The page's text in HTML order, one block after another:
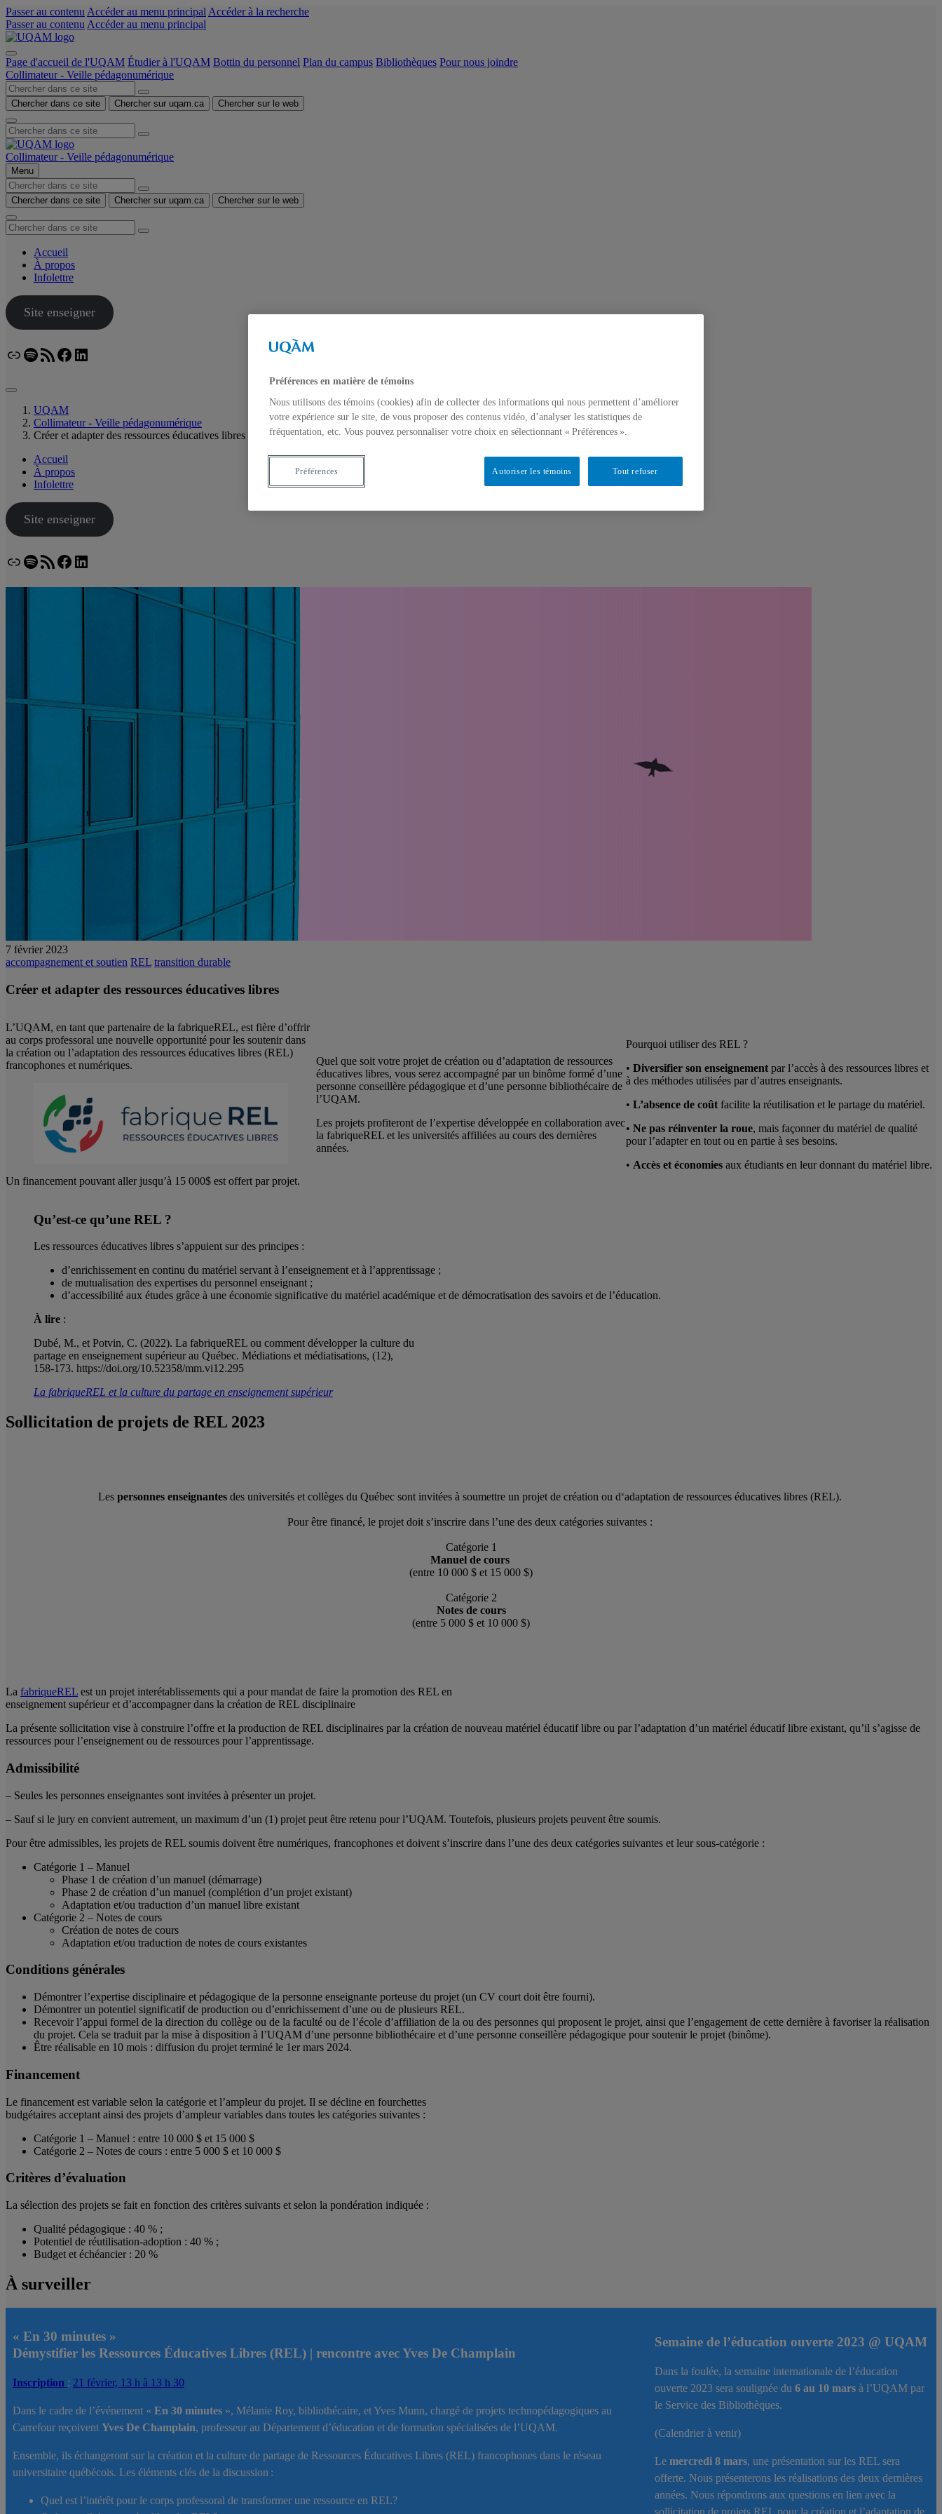
Passer au contenu Accéder au menu principal Accéder à la recherche
Passer au contenu Accéder au menu principal
Page d'accueil de l'UQAM Étudier à l'UQAM Bottin du personnel Plan du campus Bibliothèques Pour nous joindre
Collimateur - Veille pédagonumérique
Chercher dans ce site Chercher sur uqam.ca Chercher sur le web
Collimateur - Veille pédagonumérique
Menu
Chercher dans ce site Chercher sur uqam.ca Chercher sur le web
Accueil
À propos
Infolettre
Site enseigner
LienSpotify
Flux RSSFacebook
LinkedIn
UQAM
Collimateur - Veille pédagonumérique
Créer et adapter des ressources éducatives libres
Accueil
À propos
Infolettre
Site enseigner
LienSpotify
Flux RSSFacebook
LinkedIn
7 février 2023
accompagnement et soutien REL transition durable
Créer et adapter des ressources éducatives libres
L’UQAM, en tant que partenaire de la fabriqueREL, est fière d’offrir
au corps professoral une nouvelle opportunité pour les soutenir dans
la création ou l’adaptation des ressources éducatives libres (REL)
francophones et numériques.
Un financement pouvant aller jusqu’à 15 000$ est offert par projet.
Quel que soit votre projet de création ou d’adaptation de ressources
éducatives libres, vous serez accompagné par un binôme formé d’une
personne conseillère pédagogique et d’une personne bibliothécaire de
l’UQAM.
Les projets profiteront de l’expertise développée en collaboration avec
la fabriqueREL et les universités affiliées au cours des dernières
années.
Pourquoi utiliser des REL ?
•Diversifier son enseignementpar l’accès à des ressources libres et
à des méthodes utilisées par d’autres enseignants.
•L’absence de coût facilite la réutilisation et le partage du matériel.
•Ne pas réinventer la roue, mais façonner du matériel de qualité
pour l’adapter en tout ou en partie à ses besoins.
• Accès et économies aux étudiants en leur donnant du matériel libre.
Qu’est-ce qu’une REL ?
Les ressources éducatives libres s’appuient sur des principes :
d’enrichissement en continu du matériel servant à l’enseignement et à l’apprentissage ;
de mutualisation des expertises du personnel enseignant ;
d’accessibilité aux études grâce à une économie significative du matériel académique et de démocratisation des savoirs et de l’éducation.
À lire :
Dubé, M., et Potvin, C. (2022). La fabriqueREL ou comment développer la culture du
partage en enseignement supérieur au Québec. Médiations et médiatisations, (12),
158-173. https://doi.org/10.52358/mm.vi12.295
La fabriqueREL et la culture du partage en enseignement supérieur
Sollicitation de projets de REL 2023
Les personnes enseignantes des universités et collèges du Québec sont invitées à soumettre un projet de création ou d‘adaptation de ressources éducatives libres (REL).
Pour être financé, le projet doit s’inscrire dans l’une des deux catégories suivantes : ​
Catégorie 1
Manuel de cours
(entre 10 000 $ et 15 000 $)
Catégorie 2
Notes de cours
(entre 5 000 $ et 10 000 $)
La fabriqueREL est un projet interétablissements qui a pour mandat de faire la promotion des REL en
enseignement supérieur et d’accompagner dans la création de REL disciplinaire
La présente sollicitation vise à construire l’offre et la production de REL disciplinaires par la création de nouveau matériel éducatif libre ou par l’adaptation d’un matériel éducatif libre existant, qu’il s’agisse de
ressources pour l’enseignement ou de ressources pour l’apprentissage.
Admissibilité
– Seules les personnes enseignantes sont invitées à présenter un projet.
– Sauf si le jury en convient autrement, un maximum d’un (1) projet peut être retenu pour l’UQAM. Toutefois, plusieurs projets peuvent être soumis.
Pour être admissibles, les projets de REL soumis doivent être numériques, francophones et doivent s’inscrire dans l’une des deux catégories suivantes et leur sous-catégorie :
Catégorie 1 – Manuel
Phase 1 de création d’un manuel (démarrage)
Phase 2 de création d’un manuel (complétion d’un projet existant)
Adaptation et/ou traduction d’un manuel libre existant
Catégorie 2 – Notes de cours
Création de notes de cours
Adaptation et/ou traduction de notes de cours existantes
Conditions générales
Démontrer l’expertise disciplinaire et pédagogique de la personne enseignante porteuse du projet (un CV court doit être fourni).
Démontrer un potentiel significatif de production ou d’enrichissement d’une ou de plusieurs REL.
Recevoir l’appui formel de la direction du collège ou de la faculté ou de l’école d’affiliation de la ou des personnes qui proposent le projet, ainsi que l’engagement de cette dernière à favoriser la réalisation
du projet. Cela se traduit par la mise à disposition à l’UQAM d’une personne bibliothécaire et d’une personne conseillère pédagogique pour soutenir le projet (binôme).
Être réalisable en 10 mois : diffusion du projet terminé le 1er mars 2024.
Financement
Le financement est variable selon la catégorie et l’ampleur du projet. Il se décline en fourchettes
budgétaires acceptant ainsi des projets d’ampleur variables dans toutes les catégories suivantes :
Catégorie 1 – Manuel : entre 10 000 $ et 15 000 $
Catégorie 2 – Notes de cours : entre 5 000 $ et 10 000 $
Critères d’évaluation
La sélection des projets se fait en fonction des critères suivants et selon la pondération indiquée :
Qualité pédagogique : 40 % ;
Potentiel de réutilisation-adoption : 40 % ;
Budget et échéancier : 20 %
À surveiller
« En 30 minutes »
Démystifier les Ressources Éducatives Libres (REL) | rencontre avec Yves De Champlain
Inscription : 21 février, 13 h à 13 h 30
Dans le cadre de l’événement « En 30 minutes », Mélanie Roy, bibliothécaire, et Yves Munn, chargé de projets technopédagogiques au
Carrefour reçoivent Yves De Champlain, professeur au Département d’éducation et de formation spécialisées de l’UQAM.
Ensemble, ils échangeront sur la création et la culture de partage de Ressources Éducatives Libres (REL) francophones dans le réseau
universitaire québécois. Les éléments clés de la discussion :
Quel est l’intérêt pour le corps professoral de transformer une ressource en REL?
Semaine de l’éducation ouverte 2023 @ UQAM
Dans la foulée, la semaine internationale de l’éducation
ouverte 2023 sera soulignée du 6 au 10 marsà l’UQAM par
le Service des Bibliothèques.
(Calendrier à venir)
Lemercredi 8 mars, une présentation sur les REL sera
offerte. Nous présenterons les réalisations des deux dernières
années. Nous répondrons aux questions en lien avec la
Préférences en matière de témoins
Nous utilisons des témoins (cookies) afin de collecter des informations qui nous permettent d’améliorer
votre expérience sur le site, de vous proposer des contenus vidéo, d’analyser les statistiques de
fréquentation, etc. Vous pouvez personnaliser votre choix en sélectionnant « Préférences ».
Tout refuser
Autoriser les témoins
Préférences